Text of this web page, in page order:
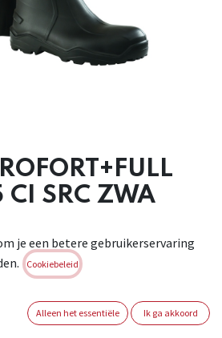
CI SRC ZWA
hoge druk geinjecteerde PU
in staal. Deze laars heeft
je een betere gebruikerservaring
Cookiebeleid
Alleen het essentiële Ik ga akkoord